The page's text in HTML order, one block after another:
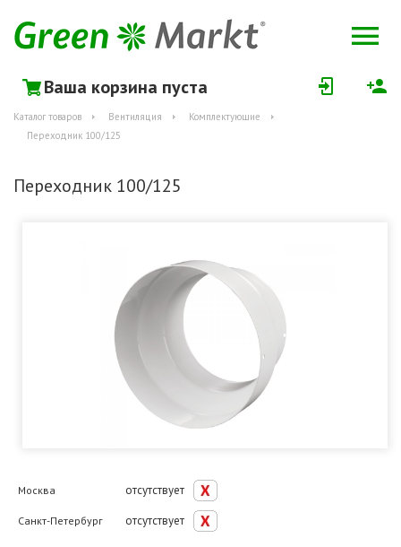
Ваша корзина пуста
Каталог товаров Вентиляция
Комплектующие
Переходник 100/125
Переходник 100/125
Москва отсутствует
Санкт-Петербург отсутствует